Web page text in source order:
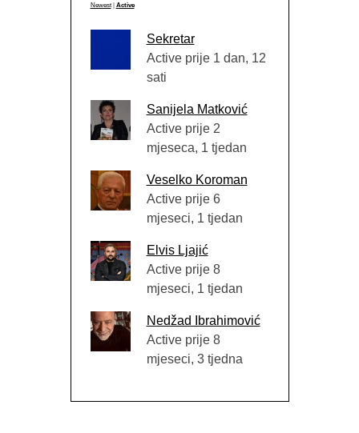
Newest Active
Sekretar
Active prije 1 dan, 12
sati
Sanijela Matković
Active prije 2
mjeseca, 1 tjedan
Veselko Koroman
Active prije 6
mjeseci, 1 tjedan
Elvis Ljajić
Active prije 8
mjeseci, 1 tjedan
Nedžad Ibrahimović
Active prije 8
mjeseci, 3 tjedna